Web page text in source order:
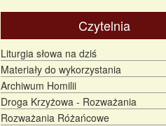
Czytelnia
Liturgia słowa na dziś
Materiały do wykorzystania
Archiwum Homilii
Droga Krzyżowa - Rozważania
Rozważania Różańcowe